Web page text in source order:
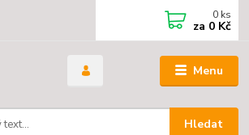
Menu
Hledat
0 ks
za 0 Kč